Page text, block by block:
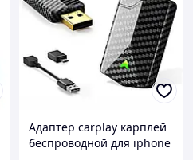
Адаптер carplay карплей
беспроводной для iphone